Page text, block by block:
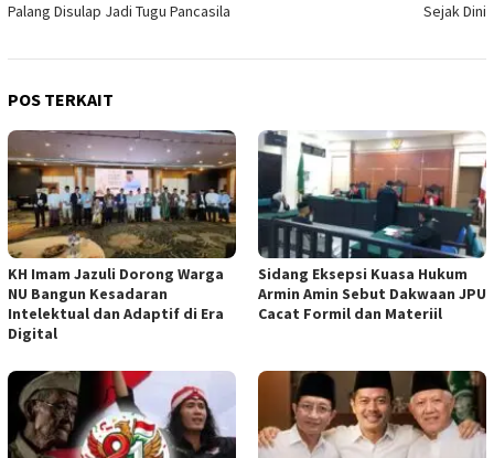
Palang Disulap Jadi Tugu Pancasila
Sejak Dini
POS TERKAIT
KH Imam Jazuli Dorong Warga
NU Bangun Kesadaran
Intelektual dan Adaptif di Era
Digital
‎Sidang Eksepsi Kuasa Hukum
Armin Amin Sebut Dakwaan JPU
Cacat Formil dan Materiil